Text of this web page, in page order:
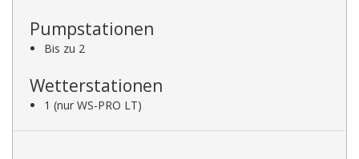
Pumpstationen
Bis zu 2
Wetterstationen
1 (nur WS-PRO LT)